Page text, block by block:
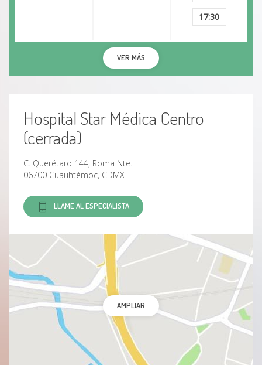
17:30
VER MÁS
Hospital Star Médica Centro
(cerrada)
C. Querétaro 144, Roma Nte.
06700 Cuauhtémoc, CDMX
LLAME AL ESPECIALISTA
AMPLIAR